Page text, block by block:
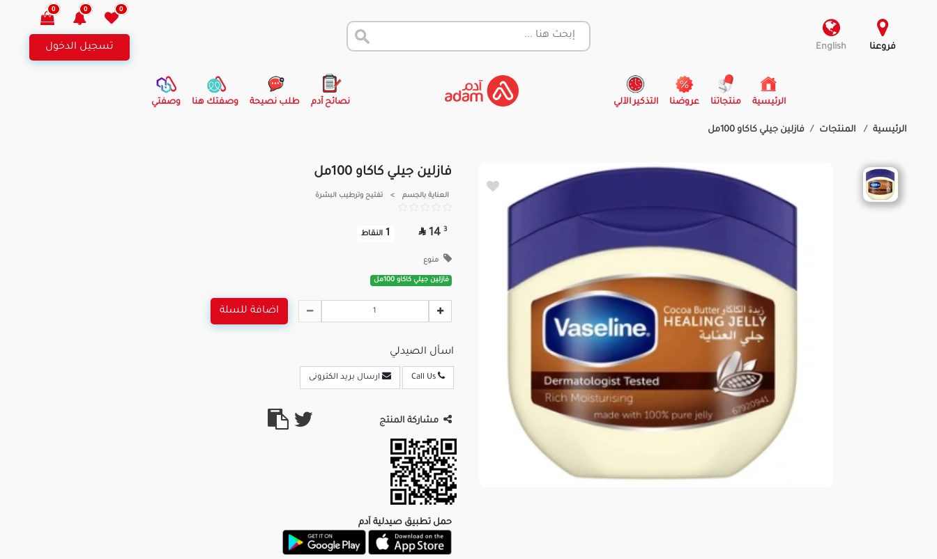
فروعنا English
0
0
0
تسجيل الدخول
الرئيسية
(current) منتجاتنا عروضنا التذكير الآلي نصائح آدم طلب نصيحة وصفتك هنا وصفتي
الرئيسية المنتجات فازلين جيلي كاكاو 100مل
فازلين جيلي كاكاو 100مل
العناية بالجسم > تفتيح وترطيب البشرة
3
14

1 النقاط
منوع
فازلين جيلي كاكاو 100مل
اضافة للسلة
اسأل الصيدلي
Call Us ارسال بريد الكترونى
مشاركة المنتج
حمل تطبيق صيدلية آدم